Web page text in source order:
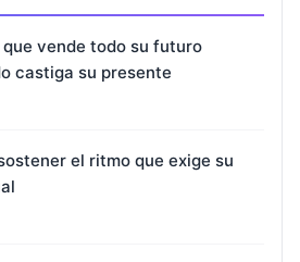
vende todo su futuro
castiga su presente
el ritmo que exige su